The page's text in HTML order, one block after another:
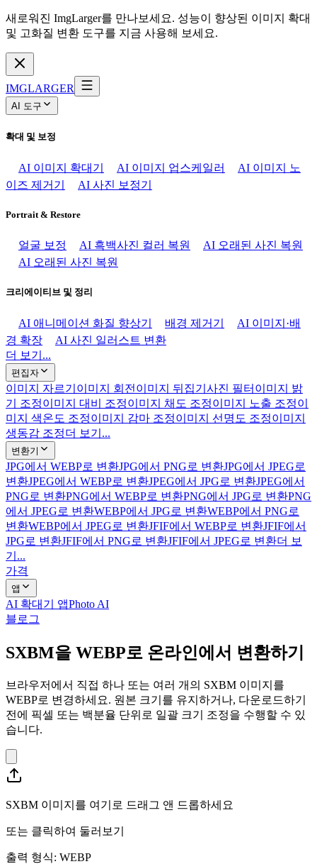
새로워진 ImgLarger를 만나보세요. 성능이 향상된 이미지 확대
및 고화질 변환 도구를 지금 사용해 보세요.
IMGLARGER
AI 도구
확대 및 보정
AI 이미지 확대기 AI 이미지 업스케일러
AI 이미지 노
이즈 제거기
AI 사진 보정기
Portrait & Restore
얼굴 보정 AI 흑백사진 컬러 복원
AI 오래된 사진 복원
AI 오래된 사진 복원
크리에이티브 및 정리
AI 애니메이션 화질 향상기 배경 제거기
AI 이미지·배
경 확장
AI 사진 일러스트 변환
더 보기...
편집자
이미지 자르기 이미지 회전 이미지 뒤집기 사진 필터 이미지 밝
기 조정이미지 대비 조정이미지 채도 조정이미지 노출 조정이
미지 색온도 조정이미지 감마 조정이미지 선명도 조정이미지
생동감 조정더 보기...
변환기
JPG에서 WEBP로 변환JPG에서 PNG로 변환JPG에서 JPEG로
변환JPEG에서 WEBP로 변환JPEG에서 JPG로 변환JPEG에서
PNG로 변환PNG에서 WEBP로 변환PNG에서 JPG로 변환PNG
에서 JPEG로 변환WEBP에서 JPG로 변환WEBP에서 PNG로
변환WEBP에서 JPEG로 변환JFIF에서 WEBP로 변환JFIF에서
JPG로 변환JFIF에서 PNG로 변환JFIF에서 JPEG로 변환더 보
기...
가격
앱
AI 확대기 앱Photo AI
블로그
SXBM을 WEBP로 온라인에서 변환하기
브라우저에서 직접 하나 또는 여러 개의 SXBM 이미지를
WEBP로 변경하세요. 원본 크기를 유지하거나, 다운로드하기
전에 픽셀 또는 백분율 단위로 일괄 크기 조정을 수행할 수 있
습니다.
SXBM 이미지를 여기로 드래그 앤 드롭하세요
또는 클릭하여 둘러보기
출력 형식: WEBP